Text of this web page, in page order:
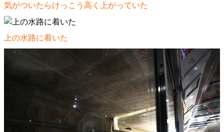
気がついたらけっこう高く上がっていた
上の水路に着いた